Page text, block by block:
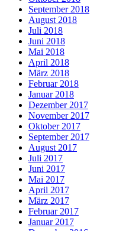
September 2018
August 2018
Juli 2018
Juni 2018
Mai 2018
April 2018
März 2018
Februar 2018
Januar 2018
Dezember 2017
November 2017
Oktober 2017
September 2017
August 2017
Juli 2017
Juni 2017
Mai 2017
April 2017
März 2017
Februar 2017
Januar 2017